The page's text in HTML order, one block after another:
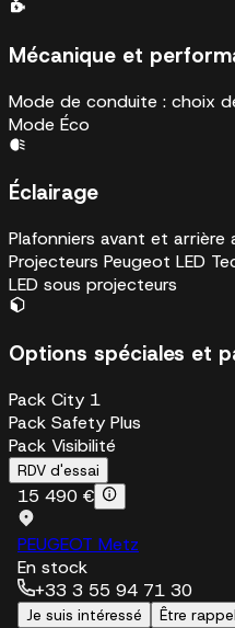
Mécanique et
Mode de conduite : choix
Mode Éco
Éclairage
Plafonniers avant et
Projecteurs Peugeot LED
LED sous projecteurs
Options spéciales et
Pack City 1
Pack Safety Plus
Pack Visibilité
RDV d'essai
15 490 €
PEUGEOT Metz
En stock
+33 3 55 94 71 30
Je suis intéressé Être